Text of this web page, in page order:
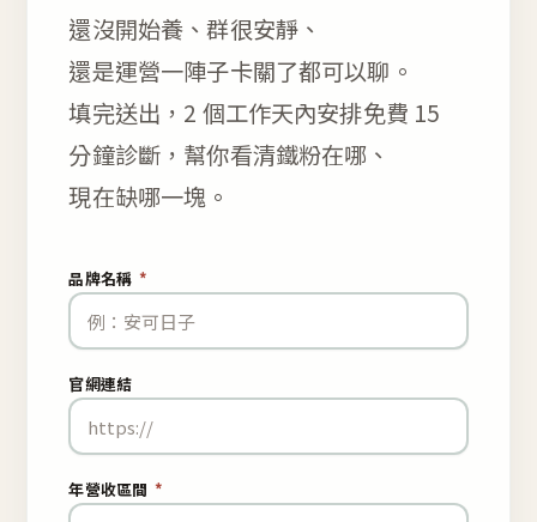
還沒開始養、群很安靜、
還是運營一陣子卡關了都可以聊。
填完送出，2 個工作天內安排免費 15
分鐘診斷，幫你看清鐵粉在哪、
現在缺哪一塊。
品牌名稱 *
官網連結
年營收區間 *